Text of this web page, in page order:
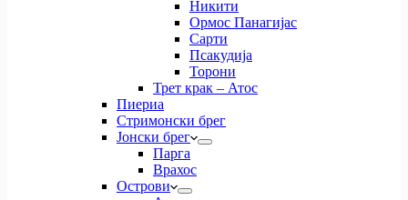
Никити
Ормос Панагијас
Сарти
Псакудија
Торони
Трет крак – Атос
Пиериа
Стримонски брег
Јонски брег
Парга
Врахос
Острови